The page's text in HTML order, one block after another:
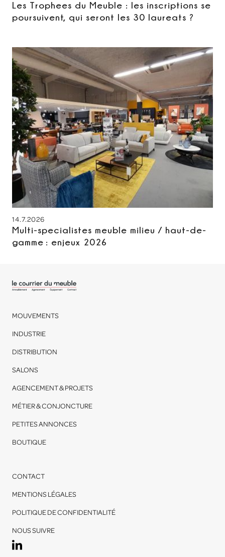
Les Trophees du Meuble : les inscriptions se
poursuivent, qui seront les 30 laureats ?
14.7.2026
Multi-specialistes meuble milieu / haut-de-
gamme : enjeux 2026
MOUVEMENTS
INDUSTRIE
DISTRIBUTION
SALONS
AGENCEMENT & PROJETS
MÉTIER & CONJONCTURE
PETITES ANNONCES
BOUTIQUE
CONTACT
MENTIONS LÉGALES
POLITIQUE DE CONFIDENTIALITÉ
NOUS SUIVRE